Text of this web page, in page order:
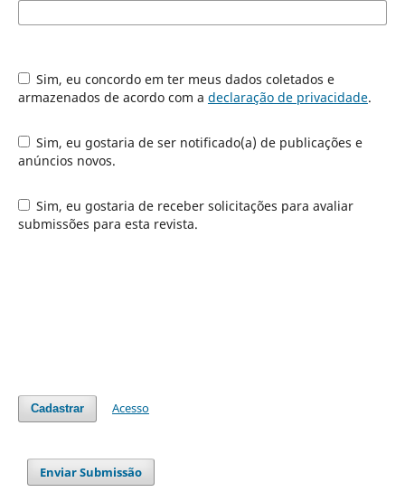
Sim, eu concordo em ter meus dados coletados e
armazenados de acordo com a declaração de privacidade.
Sim, eu gostaria de ser notificado(a) de publicações e
anúncios novos.
Sim, eu gostaria de receber solicitações para avaliar
submissões para esta revista.
Cadastrar Acesso
Enviar Submissão